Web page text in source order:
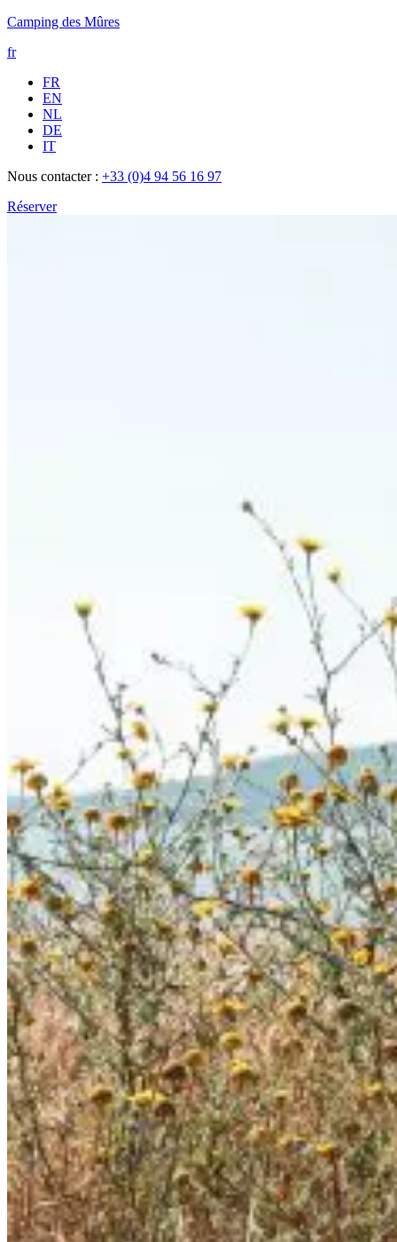
Camping des Mûres
fr
FR
EN
NL
DE
IT
Nous contacter : +33 (0)4 94 56 16 97
Réserver